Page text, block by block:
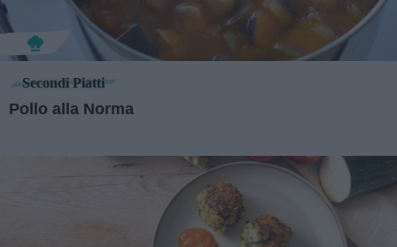
Secondi Piatti
Pollo alla Norma